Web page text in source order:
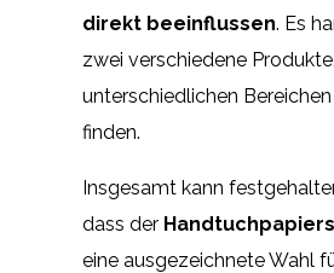
direkt beeinflussen. Es
zwei verschiedene
unterschiedlichen
finden.
Insgesamt kann
dass der
eine ausgezeichnete Wahl